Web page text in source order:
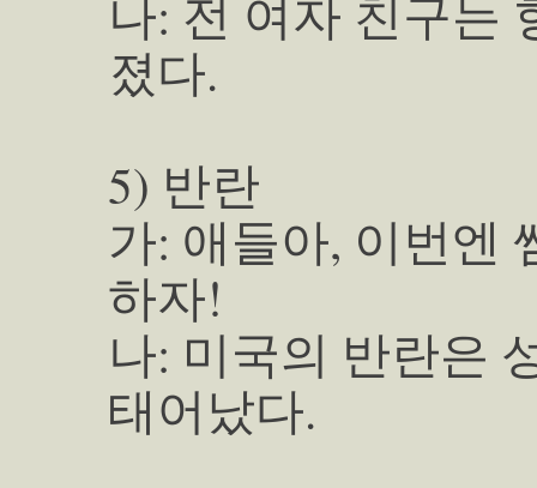
나: 전 여자 친구는
졌다.
5) 반란
가: 애들아, 이번엔
하자!
나: 미국의 반란은
태어났다.